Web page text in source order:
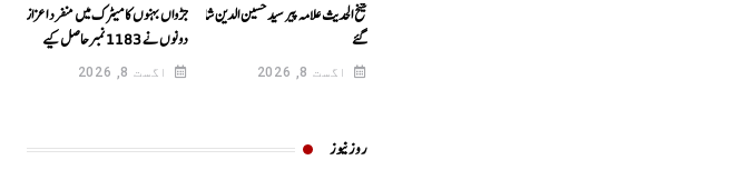
شیخ الحدیث علامہ پیر سید حسین الدین شاہ انتقال کر
گئے
اگست 8, 2026
جڑواں بہنوں کا میٹرک میں منفرد اعزاز!
دونوں نے 1183نمبرحاصل کیے
اگست 8, 2026
روز نیوز